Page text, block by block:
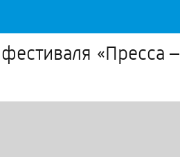
«Пресса